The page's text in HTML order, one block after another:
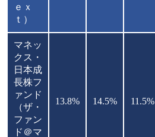
ｅｘ
ｔ）
マネッ
クス・
日本成
長株フ
ァンド
（ザ・
ファン
ド＠マ
13.8% 14.5% 11.5%